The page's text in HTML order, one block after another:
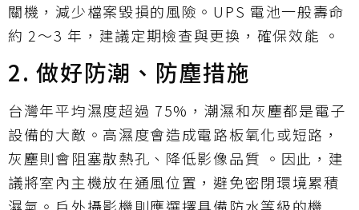
關機，減少檔案毀損的風險。UPS 電池一般壽命
約 2～3 年，建議定期檢查與更換，確保效能 。
2. 做好防潮、防塵措施
台灣年平均濕度超過 75%，潮濕和灰塵都是電子
設備的大敵。高濕度會造成電路板氧化或短路，
灰塵則會阻塞散熱孔、降低影像品質 。因此，建
議將室內主機放在通風位置，避免密閉環境累積
濕氣。戶外攝影機則應選擇具備防水等級的機